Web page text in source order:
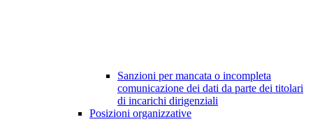
Sanzioni per mancata o incompleta
comunicazione dei dati da parte dei titolari
di incarichi dirigenziali
Posizioni organizzative